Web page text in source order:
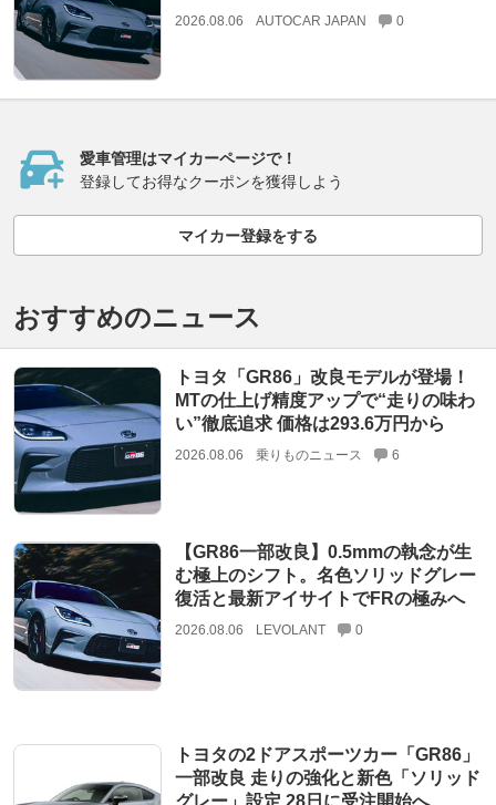
2026.08.06 AUTOCAR JAPAN 0
愛車管理はマイカーページで！
登録してお得なクーポンを獲得しよう
マイカー登録をする
おすすめのニュース
トヨタ「GR86」改良モデルが登場！
MTの仕上げ精度アップで“走りの味わ
い”徹底追求 価格は293.6万円から
2026.08.06 乗りものニュース 6
【GR86一部改良】0.5mmの執念が生
む極上のシフト。名色ソリッドグレー
復活と最新アイサイトでFRの極みへ
2026.08.06 LEVOLANT 0
トヨタの2ドアスポーツカー「GR86」
一部改良 走りの強化と新色「ソリッド
グレー」設定 28日に受注開始へ